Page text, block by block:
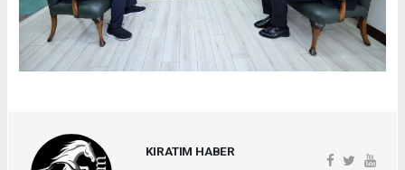
KIRATIM HABER